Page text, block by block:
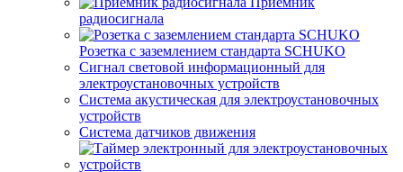
радиосигнала
Розетка с заземлением стандарта SCHUKO
Сигнал световой информационный для
электроустановочных устройств
Система акустическая для электроустановочных
устройств
Система датчиков движения